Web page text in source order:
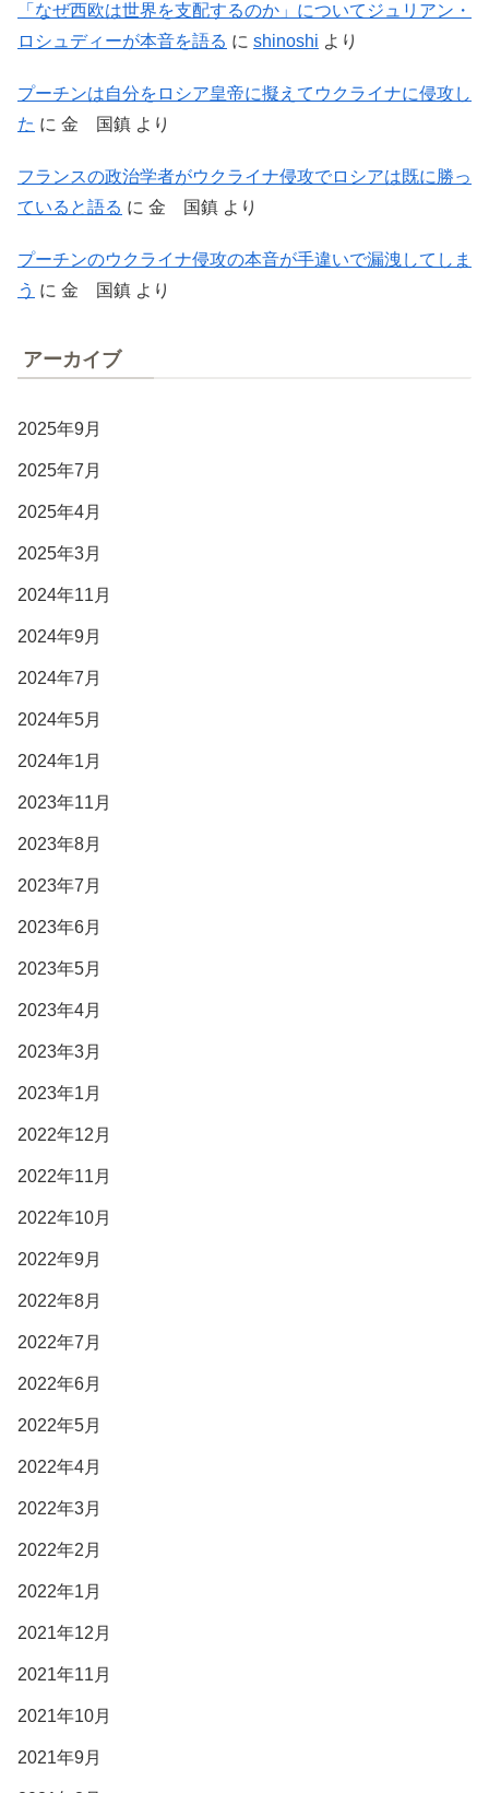
「なぜ西欧は世界を支配するのか」についてジュリアン・
ロシュディーが本音を語る に shinoshi より
プーチンは自分をロシア皇帝に擬えてウクライナに侵攻し
た に 金 国鎮 より
フランスの政治学者がウクライナ侵攻でロシアは既に勝っ
ていると語る に 金 国鎮 より
プーチンのウクライナ侵攻の本音が手違いで漏洩してしま
う に 金 国鎮 より
アーカイブ
2025年9月
2025年7月
2025年4月
2025年3月
2024年11月
2024年9月
2024年7月
2024年5月
2024年1月
2023年11月
2023年8月
2023年7月
2023年6月
2023年5月
2023年4月
2023年3月
2023年1月
2022年12月
2022年11月
2022年10月
2022年9月
2022年8月
2022年7月
2022年6月
2022年5月
2022年4月
2022年3月
2022年2月
2022年1月
2021年12月
2021年11月
2021年10月
2021年9月